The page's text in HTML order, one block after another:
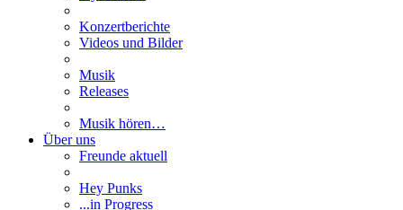
Konzertberichte
Videos und Bilder
Musik
Releases
Musik hören…
Über uns
Freunde aktuell
Hey Punks
...in Progress